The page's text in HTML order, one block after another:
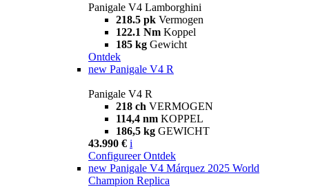
Panigale V4 Lamborghini
218.5 pk Vermogen
122.1 Nm Koppel
185 kg Gewicht
Ontdek
new Panigale V4 R
Panigale V4 R
218 ch VERMOGEN
114,4 nm KOPPEL
186,5 kg GEWICHT
43.990 € i
Configureer Ontdek
new Panigale V4 Márquez 2025 World
Champion Replica